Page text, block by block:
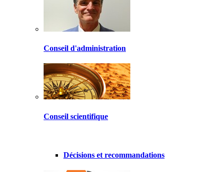
Conseil d'administration
Conseil scientifique
Décisions et recommandations